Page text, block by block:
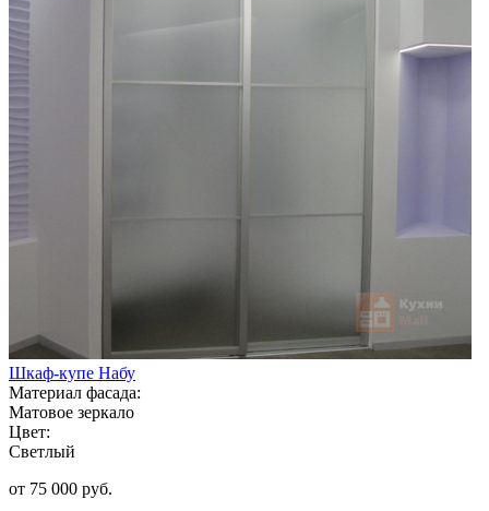
Шкаф-купе Набу
Материал фасада:
Матовое зеркало
Цвет:
Светлый
от 75 000 руб.